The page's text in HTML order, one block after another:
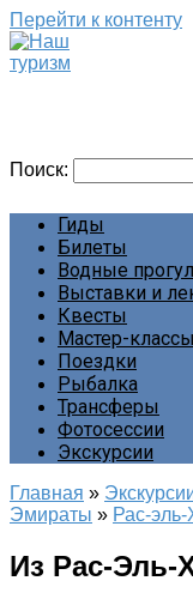
Перейти к контенту
Поиск:
Гиды
Билеты
Водные
Выставки и
Квесты
Мастер-классы
Поездки
Рыбалка
Трансферы
Фотосессии
Экскурсии
Главная »
Эмираты » Рас-
Из Рас-